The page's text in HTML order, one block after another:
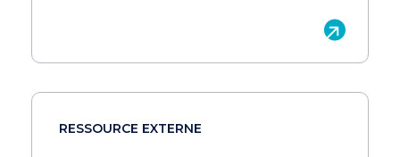
RESSOURCE EXTERNE